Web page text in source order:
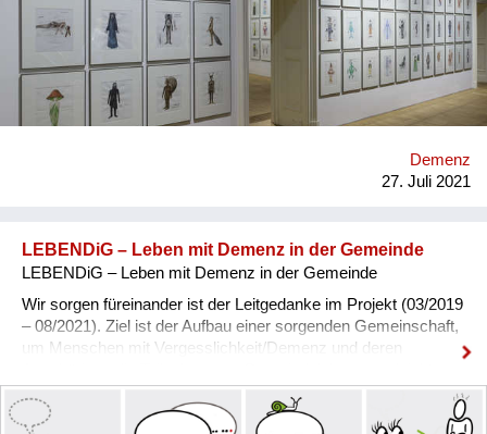
Naturkunde. Welche Lösungswege beschreiten Sie? Eine
Ausbildung für alle, die freiwillig oder beruflich Menschen mit
Demenz begleiten. Es ist kein spezielles Vorwissen
notwendig. Die Ausbildung wird von Demenz- und Kultur-
Expertinnen und -Experten gestaltet. In der professionellen
Ausbildung erfahren die Teilnehmenden, wie sie Menschen mit
Momente erleben können. Sie lernen das Museum aus einer
neuen Perspektive kennen: als Ort der sozialen Begegnung
Demenz
27. Juli 2021
LEBENDiG – Leben mit Demenz in der Gemeinde
LEBENDiG – Leben mit Demenz in der Gemeinde
Wir sorgen füreinander ist der Leitgedanke im Projekt (03/2019
– 08/2021). Ziel ist der Aufbau einer sorgenden Gemeinschaft,
um Menschen mit Vergesslichkeit/Demenz und deren
Das Projekt wird in den steirischen Gesunden Gemeinden
Fehring, Feldbach und Gnas umgesetzt. *Wer reicht ein?*